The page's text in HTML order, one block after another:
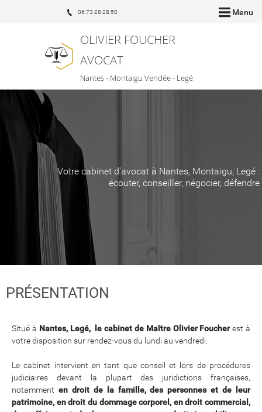
Menu
OLIVIER FOUCHER
AVOCAT
Nantes - Montaigu Vendée - Legé
06.73.28.28.50
Votre cabinet d'avocat à Nantes, Montaigu, Legé :
écouter, conseiller, négocier, défendre
PRÉSENTATION
Situé à Nantes, Legé, le cabinet de Maître Olivier Foucherest à
votre disposition sur rendez-vous du lundi au vendredi.
Le cabinet intervient en tant que conseil et lors de procédures
judiciaires devant la plupart des juridictions françaises,
notamment en droit de la famille, des personnes et de leur
patrimoine, en droit du dommage corporel, en droit commercial,